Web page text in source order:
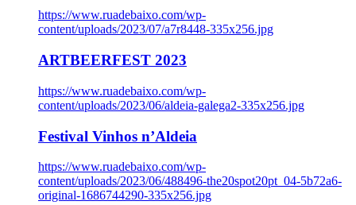
https://www.ruadebaixo.com/wp-
content/uploads/2023/07/a7r8448-335x256.jpg
ARTBEERFEST 2023
https://www.ruadebaixo.com/wp-
content/uploads/2023/06/aldeia-galega2-335x256.jpg
Festival Vinhos n’Aldeia
https://www.ruadebaixo.com/wp-
content/uploads/2023/06/488496-the20spot20pt_04-5b72a6-
original-1686744290-335x256.jpg